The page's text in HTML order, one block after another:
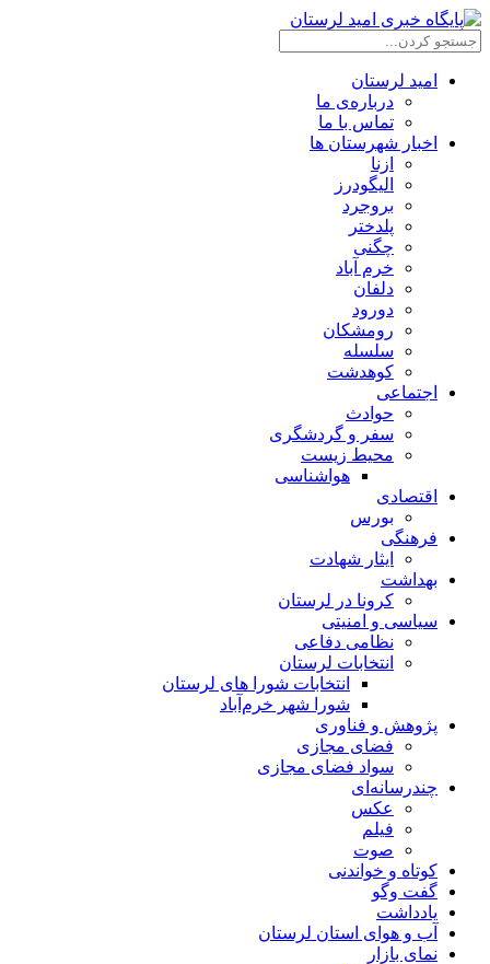
امید لرستان
درباره‌ی ما
تماس با ما
اخبار شهرستان ها
ازنا
الیگودرز
بروجرد
پلدختر
چگنی
خرم آباد
دلفان
دورود
رومشکان
سلسله
کوهدشت
اجتماعی
حوادث
سفر و گردشگری
محیط زیست
هواشناسی
اقتصادی
بورس
فرهنگی
ایثار شهادت
بهداشت
کرونا در لرستان
سیاسی و امنیتی
نظامی دفاعی
انتخابات لرستان
انتخابات شورا های لرستان
شورا شهر خرم‌آباد
پژوهش و فناوری
فضای مجازی
سواد فضای مجازی
چندرسانه‌ای
عكس
فیلم
صوت
کوتاه و خواندنی
گفت وگو
یادداشت
آب و هوای استان لرستان
نمای بازار